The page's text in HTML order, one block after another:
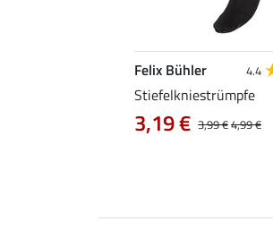
Felix Bühler 4.4
Stiefelkniestrümpfe
3,99 €4,99 €
3,19 €